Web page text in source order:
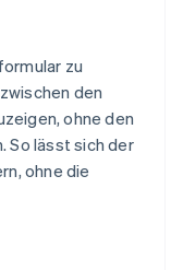
zu
den
ohne den
So lässt sich der
ohne die